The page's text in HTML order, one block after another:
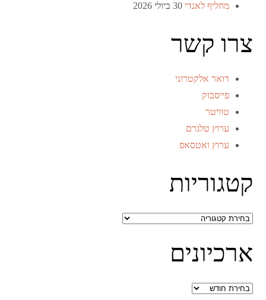
מחליף לאנדי 30 ביולי 2026
צרו קשר
דואר אלקטרוני
פייסבוק
טוויטר
ערוץ טלגרם
ערוץ ואטסאפ
קטגוריות
קטגוריות
ארכיונים
ארכיונים